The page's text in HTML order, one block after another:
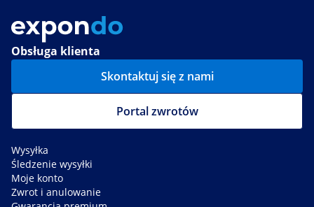
Obsługa klienta
Skontaktuj się z nami
Portal zwrotów
Wysyłka
Śledzenie wysyłki
Moje konto
Zwrot i anulowanie